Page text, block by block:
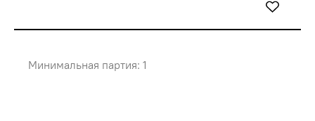
Минимальная партия: 1